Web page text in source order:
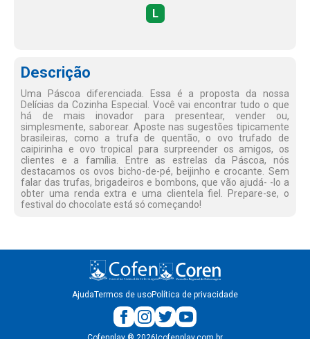
L
Descrição
Uma Páscoa diferenciada. Essa é a proposta da nossa
Delícias da Cozinha Especial. Você vai encontrar tudo o que
há de mais inovador para presentear, vender ou,
simplesmente, saborear. Aposte nas sugestões tipicamente
brasileiras, como a trufa de quentão, o ovo trufado de
caipirinha e ovo tropical para surpreender os amigos, os
clientes e a família. Entre as estrelas da Páscoa, nós
destacamos os ovos bicho-de-pé, beijinho e crocante. Sem
falar das trufas, brigadeiros e bombons, que vão ajudá- -lo a
obter uma renda extra e uma clientela fiel. Prepare-se, o
festival do chocolate está só começando!
AjudaTermos de usoPolítica de privacidade